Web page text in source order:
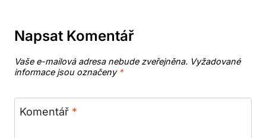
Napsat Komentář
Vaše e-mailová adresa nebude zveřejněna. Vyžadované
informace jsou označeny *
Komentář *